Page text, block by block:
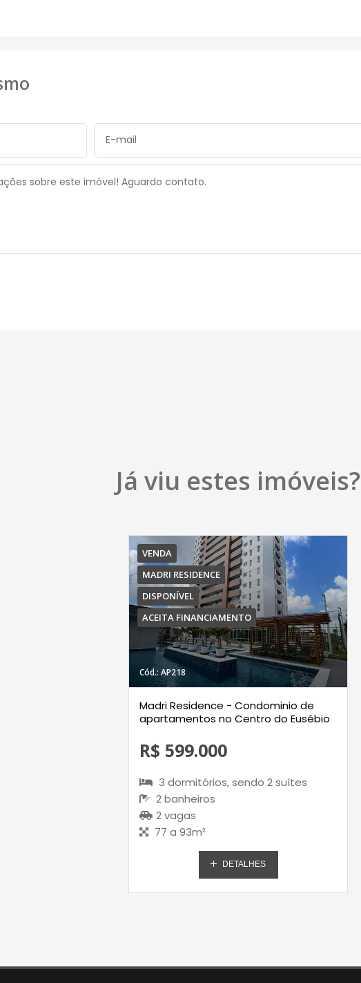
Já viu estes imóveis?
VENDA
MADRI RESIDENCE
DISPONÍVEL
ACEITA FINANCIAMENTO
Cód.: AP218
Madri Residence - Condominio de
apartamentos no Centro do Eusébio
R$ 599.000
3 dormitórios, sendo 2 suítes
2 banheiros
2 vagas
77 a 93m²
DETALHES